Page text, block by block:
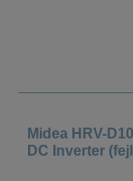
Midea HRV-
DC Inverter